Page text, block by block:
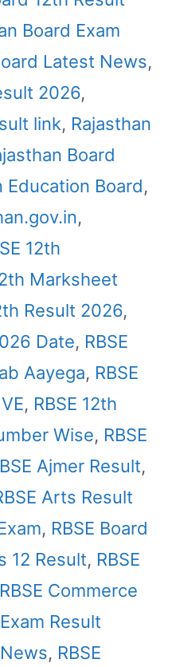
Board Exam
Latest News,
2026,
link, Rajasthan
Board
Education Board,
,
12th
Marksheet
Result 2026,
Date, RBSE
Aayega, RBSE
, RBSE 12th
Wise, RBSE
Ajmer Result,
Arts Result
, RBSE Board
12 Result, RBSE
RBSE Commerce
Result
, RBSE